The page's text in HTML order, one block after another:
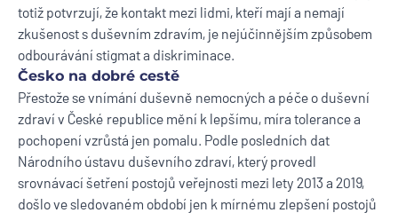
totiž potvrzují, že kontakt mezi lidmi, kteří mají a nemají
zkušenost s duševním zdravím, je nejúčinnějším způsobem
odbourávání stigmat a diskriminace.
Česko na dobré cestě
Přestože se vnímání duševně nemocných a péče o duševní
zdraví v České republice mění k lepšímu, míra tolerance a
pochopení vzrůstá jen pomalu. Podle posledních dat
Národního ústavu duševního zdraví, který provedl
srovnávací šetření postojů veřejnosti mezi lety 2013 a 2019,
došlo ve sledovaném období jen k mírnému zlepšení postojů